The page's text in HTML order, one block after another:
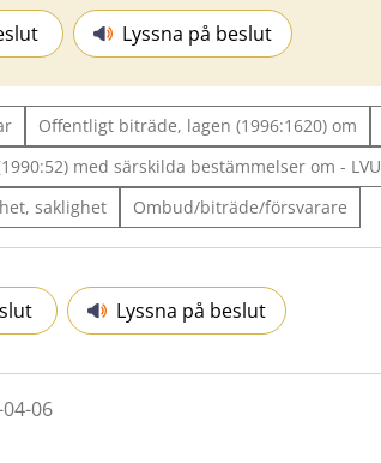
Lyssna på beslut
Offentligt biträde, lagen (1996:1620) om
med särskilda bestämmelser om - LVU
saklighet
Ombud/biträde/försvarare
Lyssna på beslut
06